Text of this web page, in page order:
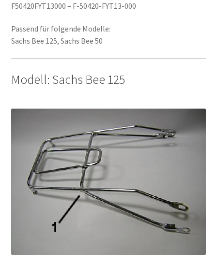
F50420FYT13000 – F-50420-FYT13-000
Passend für folgende Modelle:
Sachs Bee 125, Sachs Bee 50
Modell: Sachs Bee 125